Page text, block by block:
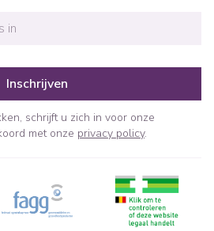
Inschrijven
schrijft u zich in voor onze
met onze privacy policy.